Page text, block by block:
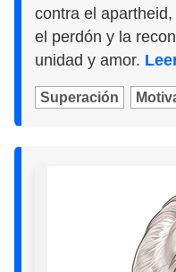
contra el
el perdón y la
unidad y amor.
Superación